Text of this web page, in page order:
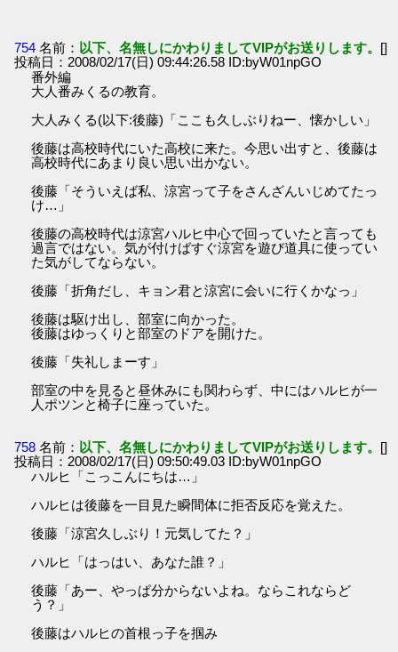
754 名前： 以下、名無しにかわりましてVIPがお送りします。 []
投稿日：2008/02/17(日) 09:44:26.58 ID:byW01npGO
番外編
大人番みくるの教育。
大人みくる(以下:後藤)「ここも久しぶりねー、懐かしい」
後藤は高校時代にいた高校に来た。今思い出すと、後藤は
高校時代にあまり良い思い出かない。
後藤「そういえば私、涼宮って子をさんざんいじめてたっ
け…」
後藤の高校時代は涼宮ハルヒ中心で回っていたと言っても
過言ではない。気が付けばすぐ涼宮を遊び道具に使ってい
た気がしてならない。
後藤「折角だし、キョン君と涼宮に会いに行くかなっ」
後藤は駆け出し、部室に向かった。
後藤はゆっくりと部室のドアを開けた。
後藤「失礼しまーす」
部室の中を見ると昼休みにも関わらず、中にはハルヒが一
人ポツンと椅子に座っていた。
758 名前： 以下、名無しにかわりましてVIPがお送りします。 []
投稿日：2008/02/17(日) 09:50:49.03 ID:byW01npGO
ハルヒ「こっこんにちは…」
ハルヒは後藤を一目見た瞬間体に拒否反応を覚えた。
後藤「涼宮久しぶり！元気してた？」
ハルヒ「はっはい、あなた誰？」
後藤「あー、やっぱ分からないよね。ならこれならど
う？」
後藤はハルヒの首根っ子を掴み